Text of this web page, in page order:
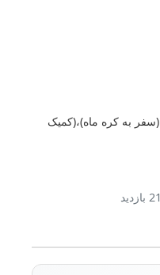
ماجراهای تن تن خبرنگار جوان16 (سفر به کره ماه)،(کمیک
21 بازدید